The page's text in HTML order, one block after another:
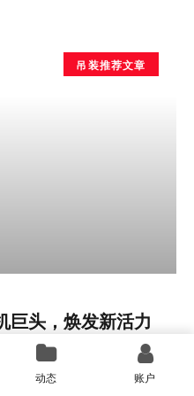
吊装推荐文章
巨头，焕发新活力
a New Future
动态 账户